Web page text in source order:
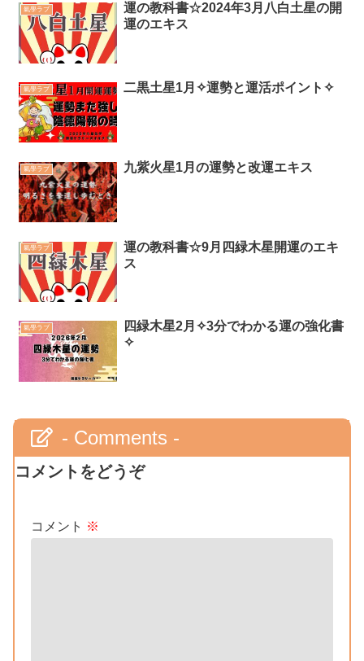
氣學ラブ
運の教科書☆2024年3月八白土星の開
運のエキス
氣學ラブ 二黒土星1月✧運勢と運活ポイント✧
氣學ラブ 九紫火星1月の運勢と改運エキス
氣學ラブ
運の教科書☆9月四緑木星開運のエキ
ス
氣學ラブ
四緑木星2月✧3分でわかる運の強化書
✧
- Comments -
コメントをどうぞ
コメント ※